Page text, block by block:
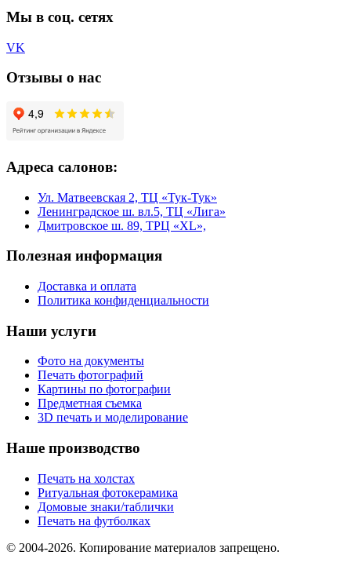
Мы в соц. сетях
VK
Отзывы о нас
Адреса салонов:
Ул. Матвеевская 2, ТЦ «Тук-Тук»
Ленинградское ш. вл.5, ТЦ «Лига»
Дмитровское ш. 89, ТРЦ «XL»,
Полезная информация
Доставка и оплата
Политика конфиденциальности
Наши услуги
Фото на документы
Печать фотографий
Картины по фотографии
Предметная съемка
3D печать и моделирование
Наше производство
Печать на холстах
Ритуальная фотокерамика
Домовые знаки/таблички
Печать на футболках
© 2004-2026. Копирование материалов запрещено.